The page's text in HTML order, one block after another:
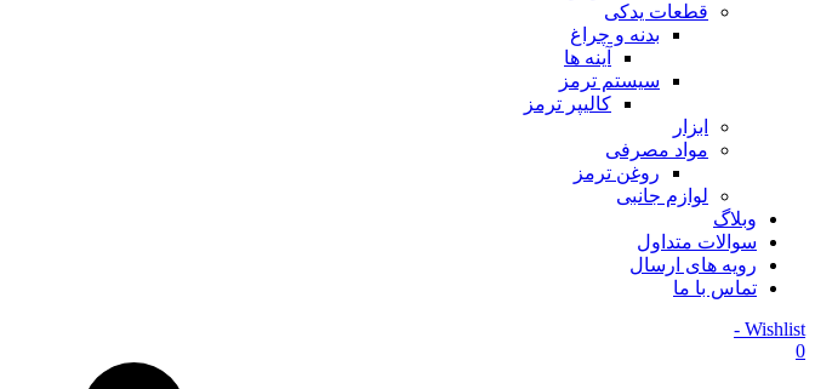
قطعات یدکی
بدنه و چراغ
آینه ها
سیستم ترمز
کالیپر ترمز
ابزار
مواد مصرفی
روغن ترمز
لوازم جانبی
وبلاگ
سوالات متداول
رویه های ارسال
تماس با ما
Wishlist -
0